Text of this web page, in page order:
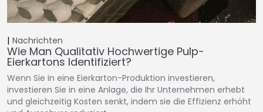
Nachrichten
Wie Man Qualitativ Hochwertige Pulp-
Eierkartons Identifiziert?
Wenn Sie in eine Eierkarton-Produktion investieren,
investieren Sie in eine Anlage, die Ihr Unternehmen erhebt
und gleichzeitig Kosten senkt, indem sie die Effizienz erhöht